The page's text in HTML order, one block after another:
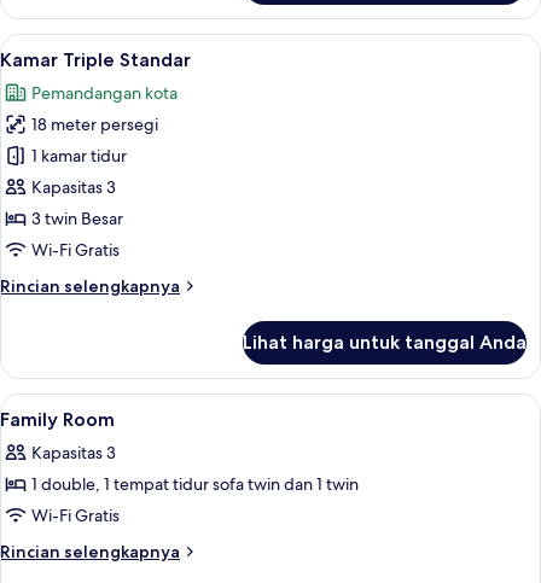
Kamar
Double
Premier,
kamar
tidur
Lihat
semua
foto
untuk
Kamar
Triple
Standar
Kamar Triple Standar |
2
Kamar Triple Standar
Pemandangan kota
18 meter persegi
1 kamar tidur
Kapasitas 3
3 twin Besar
Wi-Fi Gratis
Rincian selengkapnya
Rincian
Kamar
Triple
Standar
Lihat harga untuk tanggal Anda
Lihat
semua
foto
untuk
Family
Room
Seprai premium, meja kerja, dan
5
Family Room
Kapasitas 3
1 double, 1 tempat tidur sofa twin dan 1 twin
Wi-Fi Gratis
Rincian selengkapnya
Rincian